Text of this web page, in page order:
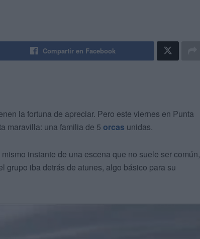
Compartir en Facebook
la fortuna de apreciar. Pero este viernes en Punta
maravilla: una familia de 5 orcas unidas.
instante de una escena que no suele ser común,
grupo iba detrás de atunes, algo básico para su